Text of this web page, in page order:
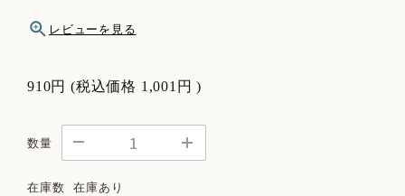
レビューを見る
910円 (税込価格 1,001円 )
数量
在庫数 在庫あり